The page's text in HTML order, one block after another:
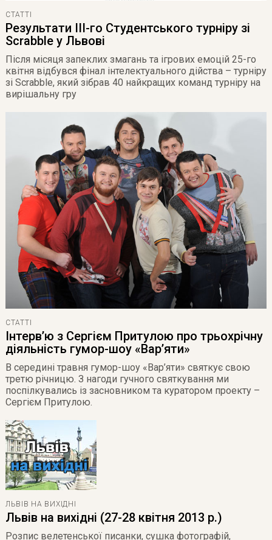
СТАТТІ
Результати III-го Студентського турніру зі
Scrabble у Львові
Після місяця запеклих змагань та ігрових емоцій 25-го
квітня відбувся фінал інтелектуального дійства – турніру
зі Scrabble, який зібрав 40 найкращих команд турніру на
вирішальну гру
СТАТТІ
Інтерв’ю з Сергієм Притулою про трьохрічну
діяльність гумор-шоу «Вар’яти»
В середині травня гумор-шоу «Вар’яти» святкує свою
третю річницю . З нагоди гучного святкування ми
поспілкувались із засновником та куратором проекту –
Сергієм Притулою.
ЛЬВІВ НА ВИХІДНІ
Львів на вихідні (27-28 квітня 2013 р.)
Розпис велетенської писанки, сушка фотографій,